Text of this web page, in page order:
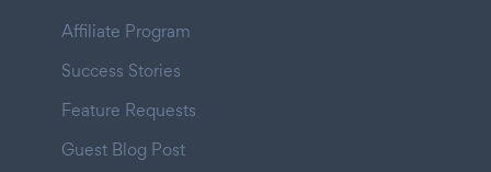
Affiliate Program
Success Stories
Feature Requests
Guest Blog Post